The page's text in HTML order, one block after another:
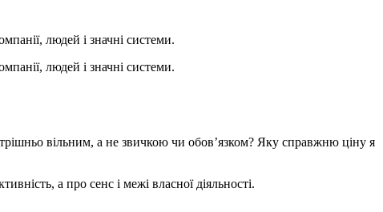
людей і значні системи.
людей і значні системи.
вільним, а не звичкою чи обов’язком? Яку справжню ціну я
а про сенс і межі власної діяльності.